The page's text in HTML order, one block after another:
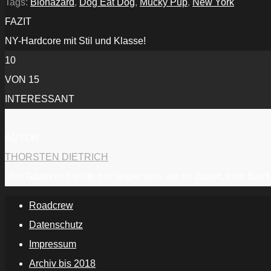
Tags: Biohazard, Dog Eat Dog, Mucky Pup, New York
FAZIT
NY-Hardcore mit Stil und Klasse!
10
VON 15
INTERESSANT
THORSTEN DIETRICH
Roadcrew
Datenschutz
Impressum
Archiv bis 2018